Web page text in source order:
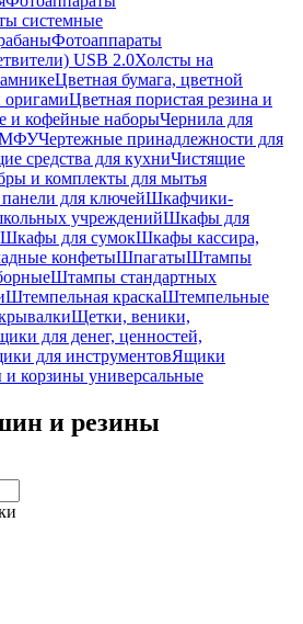
системные
Фотоаппараты
USB 2.0Холсты на
Цветная бумага, цветной
оригамиЦветная пористая резина и
и кофейные наборыЧернила для
МФУЧертежные принадлежности для
средства для кухниЧистящие
и комплекты для мытья
для ключейШкафчики-
учрежденийШкафы для
Шкафы для сумокШкафы кассира,
конфетыШпагатыШтампы
Штампы стандартных
Штемпельная краскаШтемпельные
Щетки, веники,
для денег, ценностей,
для инструментовЯщики
корзины универсальные
и резины